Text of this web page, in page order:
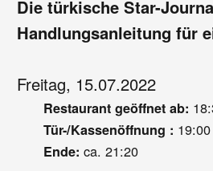
Die türkische Star-
Handlungsanleitung für
Freitag, 15.07.2022
Restaurant geöffnet ab:
Tür-/Kassenöffnung : 19:00
Ende: ca. 21:20